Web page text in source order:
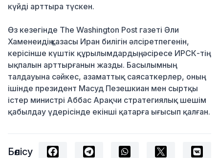
күйді арттыра түскен.
Өз кезегінде The Washington Post газеті Әли
Хаменеидің қазасы Иран билігін әлсіретпегенін,
керісінше күштік құрылымдардың, әсіресе ИРСК-тің
ықпалын арттырғанын жазды. Басылымның
талдауына сәйкес, азаматтық саясаткерлер, оның
ішінде президент Масуд Пезешкиан мен сыртқы
істер министрі Аббас Арақчи стратегиялық шешім
қабылдау үдерісінде екінші қатарға ығысып қалған.
Бөлісу